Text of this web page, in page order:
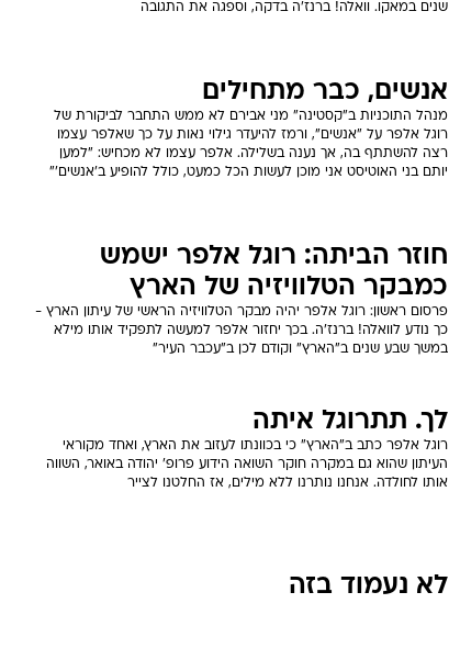
שנים במאקו. וואלה! ברנז'ה בדקה, וספגה את התגובה
אנשים, כבר מתחילים
מנהל התוכניות ב"קסטינה" מני אבירם לא ממש התחבר לביקורת של
רוגל אלפר על "אנשים", ורמז להיעדר גילוי נאות על כך שאלפר עצמו
רצה להשתתף בה, אך נענה בשלילה. אלפר עצמו לא מכחיש: "למען
יותם בני האוטיסט אני מוכן לעשות הכל כמעט, כולל להופיע ב'אנשים'"
חוזר הביתה: רוגל אלפר ישמש
כמבקר הטלוויזיה של הארץ
פרסום ראשון: רוגל אלפר יהיה מבקר הטלוויזיה הראשי של עיתון הארץ -
כך נודע לוואלה! ברנז'ה. בכך יחזור אלפר למעשה לתפקיד אותו מילא
במשך שבע שנים ב"הארץ" וקודם לכן ב"עכבר העיר"
לך. תתרוגל איתה
רוגל אלפר כתב ב"הארץ" כי בכוונתו לעזוב את הארץ, ואחד מקוראי
העיתון שהוא גם במקרה חוקר השואה הידוע פרופ' יהודה באואר, השווה
אותו לחולדה. אנחנו נותרנו ללא מילים, אז החלטנו לצייר
לא נעמוד בזה